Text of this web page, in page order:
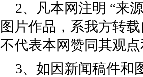
2、凡本网注明 “来
图片作品，系我方转
不代表本网赞同其观
3、如因新闻稿件和